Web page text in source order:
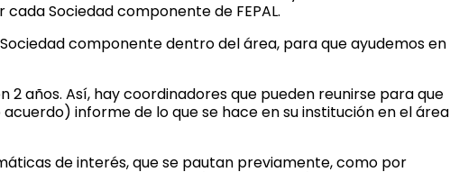
Sociedad componente de FEPAL.
componente dentro del área, para que ayudemos en
años. Así, hay coordinadores que pueden reunirse para que
informe de lo que se hace en su institución en el área
de interés, que se pautan previamente, como por